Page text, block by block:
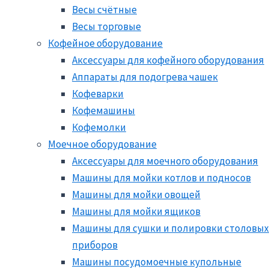
Весы счётные
Весы торговые
Кофейное оборудование
Аксессуары для кофейного оборудования
Аппараты для подогрева чашек
Кофеварки
Кофемашины
Кофемолки
Моечное оборудование
Аксессуары для моечного оборудования
Машины для мойки котлов и подносов
Машины для мойки овощей
Машины для мойки ящиков
Машины для сушки и полировки столовых
приборов
Машины посудомоечные купольные